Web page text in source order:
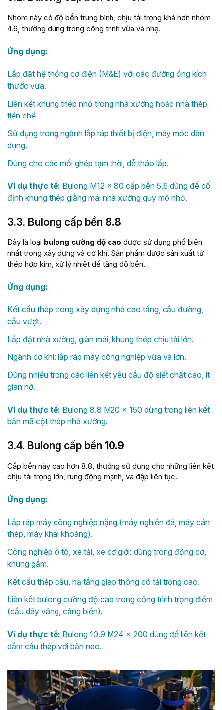
Nhóm này có độ bền trung bình, chịu tải trọng khá hơn nhóm
4.6, thường dùng trong công trình vừa và nhẹ.
Ứng dụng:
Lắp đặt hệ thống cơ điện (M&E) với các đường ống kích
thước vừa.
Liên kết khung thép nhỏ trong nhà xưởng hoặc nhà thép
tiền chế.
Sử dụng trong ngành lắp ráp thiết bị điện, máy móc dân
dụng.
Dùng cho các mối ghép tạm thời, dễ tháo lắp.
Ví dụ thực tế: Bulong M12 × 80 cấp bền 5.6 dùng để cố
định khung thép giằng mái nhà xưởng quy mô nhỏ.
3.3. Bulong cấp bền 8.8
Đây là loại bulong cường độ cao được sử dụng phổ biến
nhất trong xây dựng và cơ khí. Sản phẩm được sản xuất từ
thép hợp kim, xử lý nhiệt để tăng độ bền.
Ứng dụng:
Kết cấu thép trong xây dựng nhà cao tầng, cầu đường,
cầu vượt.
Lắp đặt nhà xưởng, giàn mái, khung thép chịu tải lớn.
Ngành cơ khí: lắp ráp máy công nghiệp vừa và lớn.
Dùng nhiều trong các liên kết yêu cầu độ siết chặt cao, ít
giãn nở.
Ví dụ thực tế: Bulong 8.8 M20 × 150 dùng trong liên kết
bản mã cột thép nhà xưởng.
3.4. Bulong cấp bền 10.9
Cấp bền này cao hơn 8.8, thường sử dụng cho những liên kết
chịu tải trọng lớn, rung động mạnh, va đập liên tục.
Ứng dụng:
Lắp ráp máy công nghiệp nặng (máy nghiền đá, máy cán
thép, máy khai khoáng).
Công nghiệp ô tô, xe tải, xe cơ giới: dùng trong động cơ,
khung gầm.
Kết cấu thép cầu, hạ tầng giao thông có tải trọng cao.
Liên kết bulong cường độ cao trong công trình trọng điểm
(cầu dây văng, cảng biển).
Ví dụ thực tế: Bulong 10.9 M24 × 200 dùng để liên kết
dầm cầu thép với bản neo.